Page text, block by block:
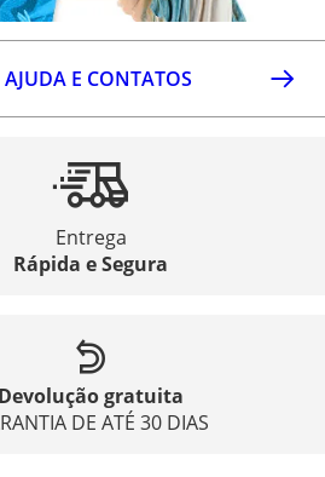
AJUDA E CONTATOS
Entrega
Rápida e Segura
Devolução gratuita
DE ATÉ 30 DIAS